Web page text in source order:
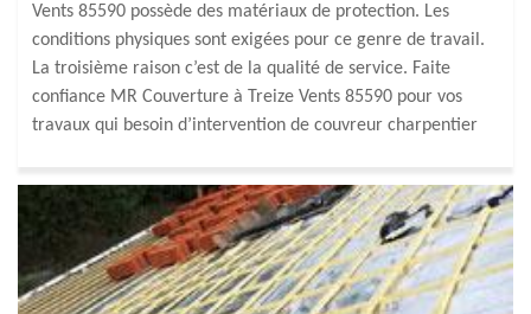
Vents 85590 possède des matériaux de protection. Les
conditions physiques sont exigées pour ce genre de travail.
La troisième raison c’est de la qualité de service. Faite
confiance MR Couverture à Treize Vents 85590 pour vos
travaux qui besoin d’intervention de couvreur charpentier